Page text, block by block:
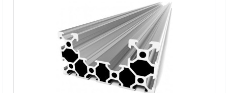
Parduotuvėje Vilniuje YRA
Parduotuvėje Kaune YRA
Centriniame Sandėlyje YRA
Įdėti į krepšelį
Pridėti prie pageidavimų sąrašo